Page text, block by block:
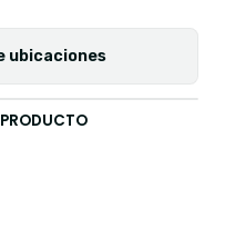
ubicaciones